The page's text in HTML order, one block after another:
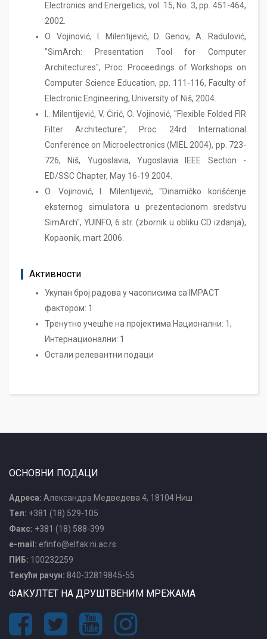
Electronics and Energetics, vol. 15, No. 3, pp. 451-464,
2002.
O. Vojinović, I. Milentijević, D. Genov, A. Radulović,
"SimArch: Presentation Tool for Computer
Architectures", Proc. Proceedings of Workshops on
Computer Science Education, pp. 111-116, Faculty of
Electronic Engineering, University of Niš, 2004.
I.. Milentijević, V. Ćirić, O. Vojinović, "Flexible Folded FIR
Filter Architecture", Proc. 24rd International
Conference on Microelectronics (MIEL 2004), pp. 723-
726, Niš, Yugoslavia, Yugoslavia IEEE Section -
ED/SSC Chapter, May 16-19 2004.
O. Vojinović, I. Milentijević, "Dinаmičko korišćenje
eksternog simulаtorа u prezentаcionom sredstvu
SimArch", YUINFO, 6 str. (zbornik u obliku CD izdаnjа),
Kopаonik, mаrt 2006.
Активности
Укупан број радова у часописима са IMPACT
фактором: 1
Тренутно учешће на пројектима Национални: 1;
Интернационални: 1
Остали релевантни подаци
ОСНОВНИ ПОДАЦИ
Адреса: Александра Медведева 4, 18104 Ниш
Тел: +381 (18) 529-105
Факс: +381 (18) 588-399
e-mail: efinfo@elfak.ni.ac.rs
ПИБ: 100232259
Текући рачун: 840-32819845-55
ФАКУЛТЕТ НА ДРУШТВЕНИМ МРЕЖАМА